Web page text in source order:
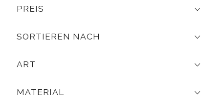
PREIS
SORTIEREN NACH
ART
MATERIAL